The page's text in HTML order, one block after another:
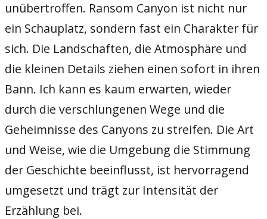
unübertroffen. Ransom Canyon ist nicht nur
ein Schauplatz, sondern fast ein Charakter für
sich. Die Landschaften, die Atmosphäre und
die kleinen Details ziehen einen sofort in ihren
Bann. Ich kann es kaum erwarten, wieder
durch die verschlungenen Wege und die
Geheimnisse des Canyons zu streifen. Die Art
und Weise, wie die Umgebung die Stimmung
der Geschichte beeinflusst, ist hervorragend
umgesetzt und trägt zur Intensität der
Erzählung bei.